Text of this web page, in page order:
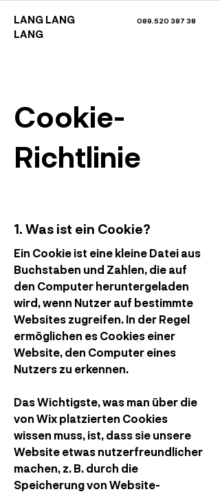
LANG LANG
LANG
089.520 387 38
Cookie-
Richtlinie
1. Was ist ein Cookie?
Ein Cookie ist eine kleine Datei aus
Buchstaben und Zahlen, die auf
den Computer heruntergeladen
wird, wenn Nutzer auf bestimmte
Websites zugreifen. In der Regel
ermöglichen es Cookies einer
Website, den Computer eines
Nutzers zu erkennen.
Das Wichtigste, was man über die
von Wix platzierten Cookies
wissen muss, ist, dass sie unsere
Website etwas nutzerfreundlicher
machen, z. B. durch die
Speicherung von Website-